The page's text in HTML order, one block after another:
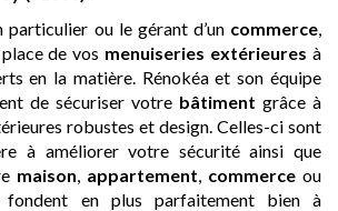
particulier ou le gérant d’un commerce
de vos menuiseries extérieures à
en la matière. Rénokéa et son équipe
de sécuriser votre bâtiment grâce à
robustes et design. Celles-ci sont
à améliorer votre sécurité ainsi que
maison appartement commerce ou
fondent en plus parfaitement bien à